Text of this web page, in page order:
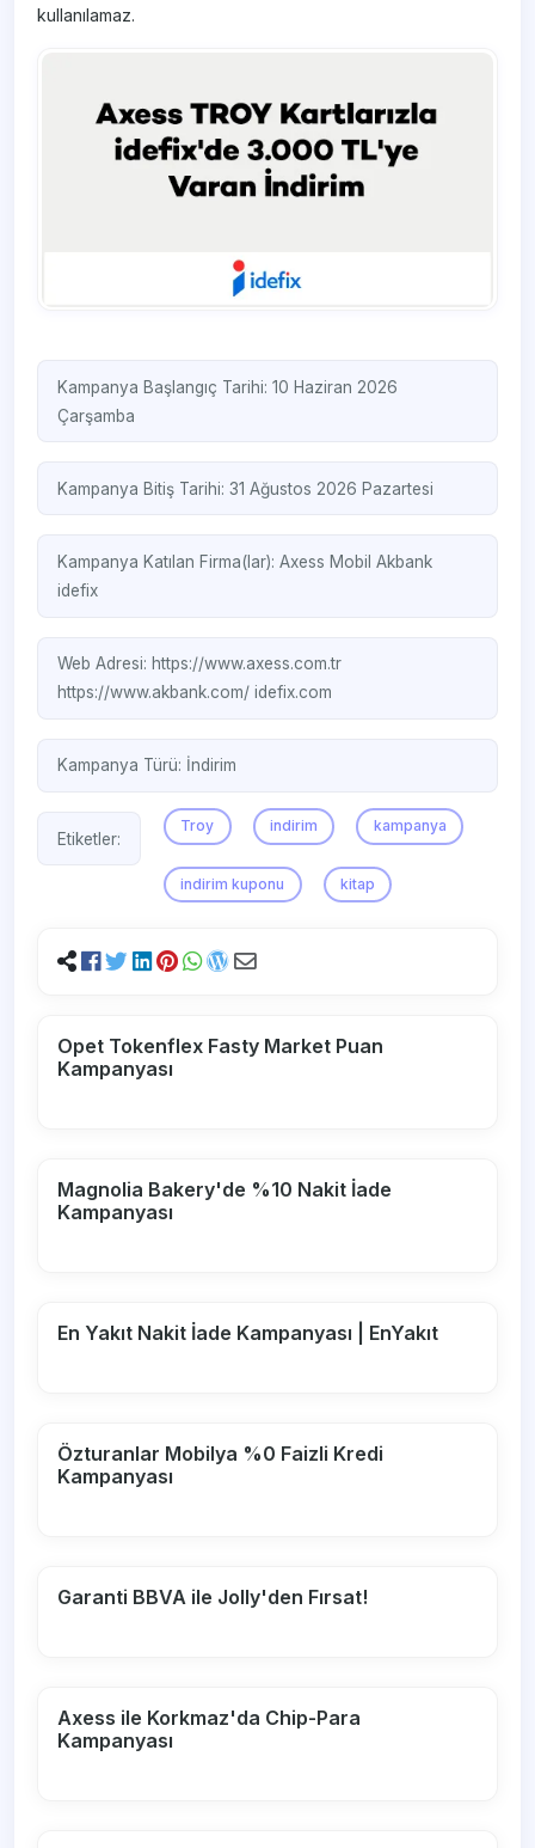
kullanılamaz.
Kampanya Başlangıç Tarihi: 10 Haziran 2026
Çarşamba
Kampanya Bitiş Tarihi: 31 Ağustos 2026 Pazartesi
Kampanya Katılan Firma(lar):Axess MobilAkbank
idefix
Web Adresi: https://www.axess.com.tr
https://www.akbank.com/idefix.com
Kampanya Türü: İndirim
Etiketler:
Troy indirim kampanya
indirim kuponu kitap
Opet Tokenflex Fasty Market Puan
Kampanyası
Magnolia Bakery'de %10 Nakit İade
Kampanyası
En Yakıt Nakit İade Kampanyası | EnYakıt
Özturanlar Mobilya %0 Faizli Kredi
Kampanyası
Garanti BBVA ile Jolly'den Fırsat!
Axess ile Korkmaz'da Chip-Para
Kampanyası